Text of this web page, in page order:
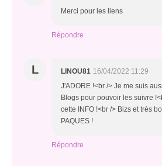
Merci pour les liens
Répondre
L LINOU81 16/04/2022 11:29
J'ADORE !<br /> Je me suis
Blogs pour pouvoir les suivre
cette INFO !<br /> Bizs et très
PAQUES !
Répondre